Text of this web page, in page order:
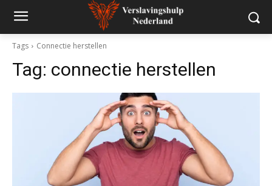
Tags Connectie herstellen
Tag: connectie herstellen